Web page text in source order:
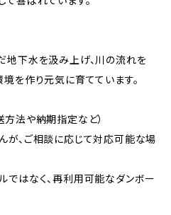
地下水を汲み上げ、川の流れを
を作り元気に育てています。
法や納期指定など）
が、ご相談に応じて対応可能な場
ではなく、再利用可能なダンボー